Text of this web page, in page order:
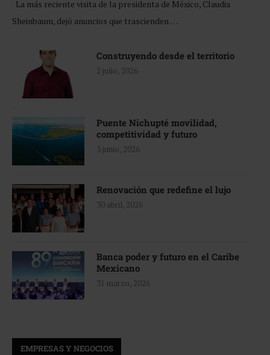
La más reciente visita de la presidenta de México, Claudia
Sheinbaum, dejó anuncios que trascienden …
Construyendo desde el territorio
2 julio, 2026
Puente Nichupté movilidad,
competitividad y futuro
3 junio, 2026
Renovación que redefine el lujo
30 abril, 2026
Banca poder y futuro en el Caribe
Mexicano
31 marzo, 2026
EMPRESAS Y NEGOCIOS